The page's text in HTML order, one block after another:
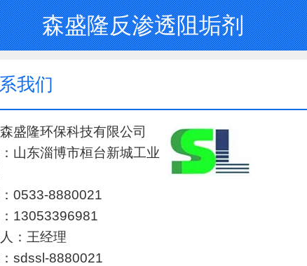
森盛隆反渗透阻垢剂
我们
盛隆环保科技有限公司
山东淄博市桓台新城工业
0533-8880021
13053396981
：王经理
sdssl-8880021